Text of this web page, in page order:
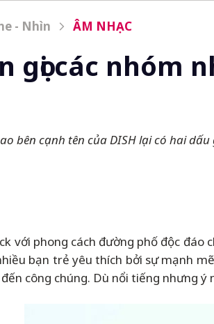
- Nhìn ÂM NHẠC
gọi các nhóm
bên cạnh tên của DISH lại có hai
với phong cách đường phố độc
bạn trẻ yêu thích bởi sự mạnh
công chúng. Dù nổi tiếng nhưng ý